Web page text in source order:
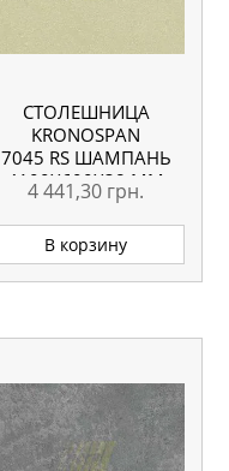
СТОЛЕШНИЦА
KRONOSPAN
7045 RS ШАМПАНЬ
4100X600X38 ММ
4 441,30 грн.
В корзину